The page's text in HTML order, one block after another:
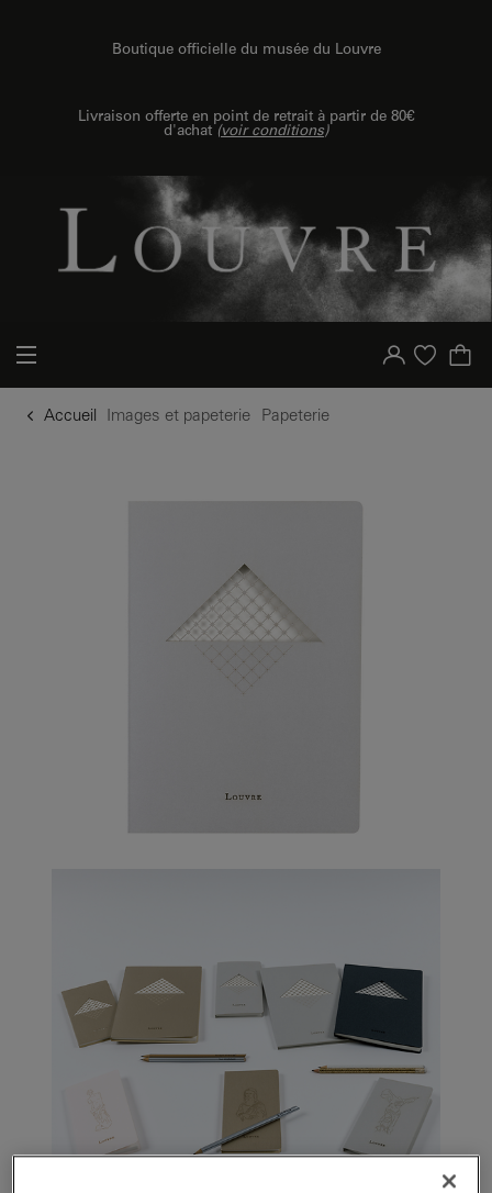
Boutique officielle du musée du Louvre
Livraison offerte en point de retrait à partir de 80€
d'achat (voir conditions)
Votre compte
Liste d'achat
Accueil Images et papeterie Papeterie